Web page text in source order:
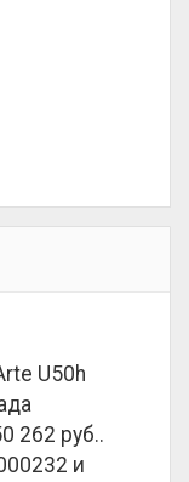
U50h
262 руб..
и